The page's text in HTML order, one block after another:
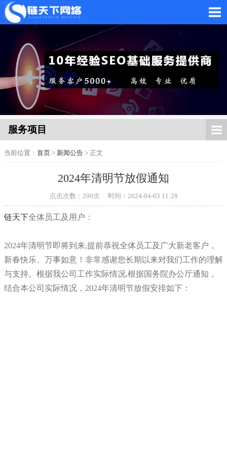
网站托管_网站托管代运
营_SEO优化外包服务
「链天下网络科技有限
公司」
服务项目
当前位置： 首页 > 新闻公告 > 正文
2024年清明节放假通知
点击次数： 200次 时间：2024-04-03 11:28
链天下全体员工及用户：
2024年清明节即将到来,提前恭祝全体员工及广大新老客户，
新春快乐、万事如意！非常感谢您长期以来对我们工作的理解
与支持。根据我公司工作实际情况,根据国务院办公厅通知，
结合本公司实际情况，2024年清明节放假安排如下：